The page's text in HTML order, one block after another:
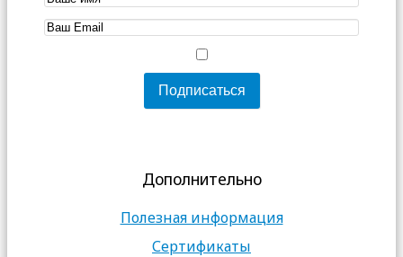
Дополнительно
Полезная информация
Сертификаты